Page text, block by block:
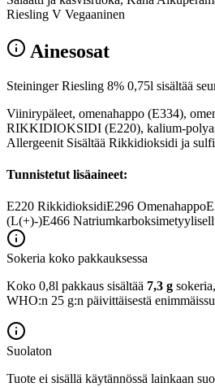
Riesling V Vegaaninen
Ainesosat
Steininger Riesling 8% 0,75l sisältää
Viinirypäleet, omenahappo (E334),
RIKKIDIOKSIDI (E220), kalium-
Allergeenit Sisältää Rikkidioksidi ja
Tunnistetut lisäaineet:
E220 RikkidioksidiE296 Omenahappo
(L(+)-)E466
Sokeria koko pakkauksessa
Koko 0,8l pakkaus sisältää 7,3 g
WHO:n 25 g:n päivittäisestä
Suolaton
Tuote ei sisällä käytännössä lainkaan